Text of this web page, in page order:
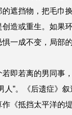
遮挡物，把毛巾
造或重生。如果
一成不变，局部
即若离的男同事
人”。《后遗症》叙
《抵挡太平洋的